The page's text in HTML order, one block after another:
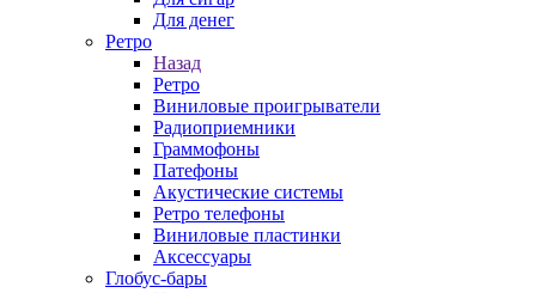
Для денег
Ретро
Назад
Ретро
Виниловые проигрыватели
Радиоприемники
Граммофоны
Патефоны
Акустические системы
Ретро телефоны
Виниловые пластинки
Аксессуары
Глобус-бары